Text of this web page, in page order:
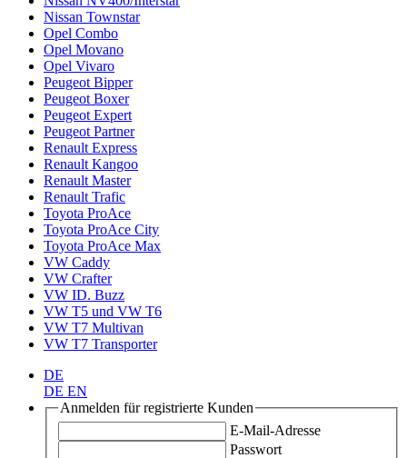
Nissan Townstar
Opel Combo
Opel Movano
Opel Vivaro
Peugeot Bipper
Peugeot Boxer
Peugeot Expert
Peugeot Partner
Renault Express
Renault Kangoo
Renault Master
Renault Trafic
Toyota ProAce
Toyota ProAce City
Toyota ProAce Max
VW Caddy
VW Crafter
VW ID. Buzz
VW T5 und VW T6
VW T7 Multivan
VW T7 Transporter
DE
DE EN
Anmelden für registrierte Kunden
E-Mail-Adresse
Passwort